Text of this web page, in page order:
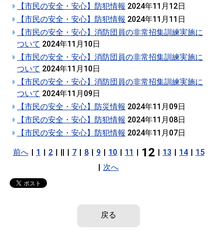
【市民の安全・安心】防犯情報 2024年11月12日
【市民の安全・安心】防犯情報 2024年11月11日
【市民の安全・安心】消防団員の非常招集訓練実施に
ついて 2024年11月10日
【市民の安全・安心】消防団員の非常招集訓練実施に
ついて 2024年11月10日
【市民の安全・安心】消防団員の非常招集訓練実施に
ついて 2024年11月09日
【市民の安全・安心】防災情報 2024年11月09日
【市民の安全・安心】防犯情報 2024年11月08日
【市民の安全・安心】防犯情報 2024年11月07日
前へ | 1 | 2 | || | 7 | 8 | 9 | 10 | 11 | 12 | 13 | 14 | 15
| 次へ
戻る